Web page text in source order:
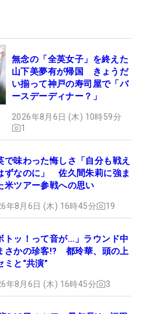
無念の「全英女子」を終えた
山下美夢有が帰国 きょうだ
い揃って神戸の寿司屋で「バ
ースデーディナー？」
2026年8月6日 (木) 10時59分
1
で味わった悔しさ「自分も戦え
ずなのに」 佐久間朱莉に強ま
米ツアー参戦への思い
年8月6日 (木) 16時45分 19
トッ！って音が…」ラウンド中
さかの珍客!? 都玲華、頭の上
ミと“共演”
年8月6日 (木) 16時45分 3